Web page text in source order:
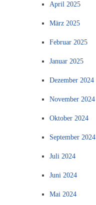
April 2025
März 2025
Februar 2025
Januar 2025
Dezember 2024
November 2024
Oktober 2024
September 2024
Juli 2024
Juni 2024
Mai 2024